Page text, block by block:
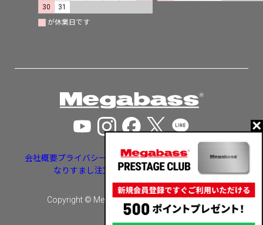
30
31
が休業日です
会社概要プライバシーポリシー特定商取引法に基づく表示
なりすまし注文・いたずら注文等への対応
Copyright © Megabass inc. All rights reserved.